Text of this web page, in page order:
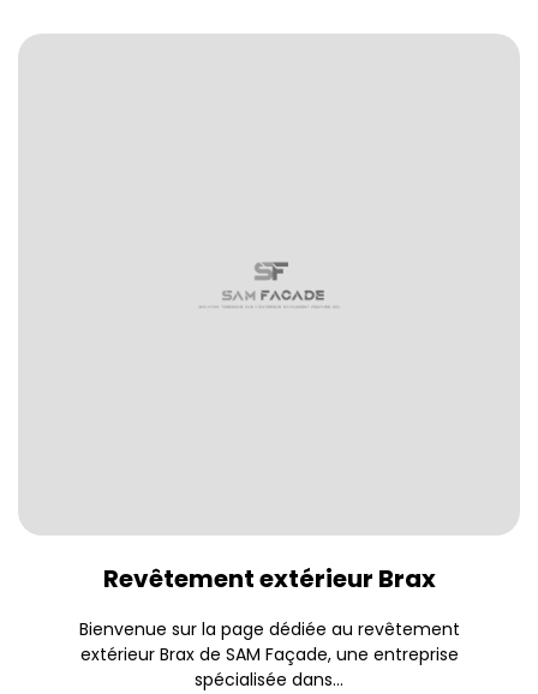
Revêtement extérieur Brax
Bienvenue sur la page dédiée au revêtement
extérieur Brax de SAM Façade, une entreprise
spécialisée dans...